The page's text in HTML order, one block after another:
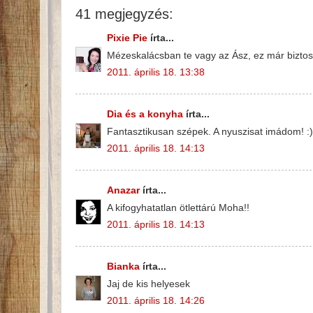
41 megjegyzés:
Pixie Pie írta...
Mézeskalácsban te vagy az Ász, ez már
2011. április 18. 13:38
Dia és a konyha írta...
Fantasztikusan szépek. A nyuszisat imádom! :)
2011. április 18. 14:13
Anazarírta...
A kifogyhatatlan ötlettárú Moha!!
2011. április 18. 14:13
Bianka írta...
Jaj de kis helyesek
2011. április 18. 14:26